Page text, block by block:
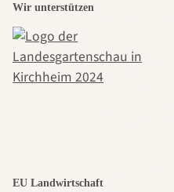
Wege
Wir unterstützen
EU Landwirtschaft